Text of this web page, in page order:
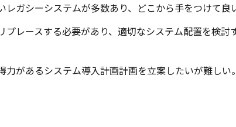
レガシーシステムが多数あり、どこから手をつけて良
プレースする必要があり、適切なシステム配置を検討
力があるシステム導入計画計画を立案したいが難しい。